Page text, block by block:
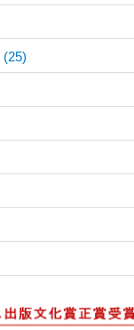
(25)